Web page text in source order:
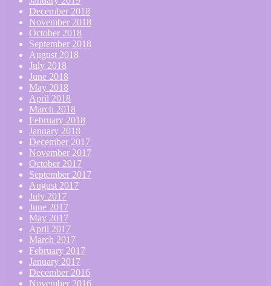
December 2018
November 2018
October 2018
September 2018
August 2018
July 2018
June 2018
May 2018
April 2018
March 2018
February 2018
January 2018
December 2017
November 2017
October 2017
September 2017
August 2017
July 2017
June 2017
May 2017
April 2017
March 2017
February 2017
January 2017
December 2016
November 2016